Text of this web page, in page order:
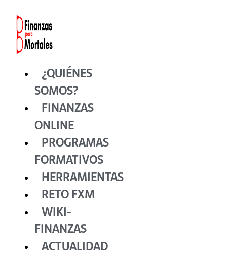
contenido
¿QUIÉNES
SOMOS?
FINANZAS
ONLINE
PROGRAMAS
FORMATIVOS
HERRAMIENTAS
RETO FXM
WIKI-
FINANZAS
ACTUALIDAD